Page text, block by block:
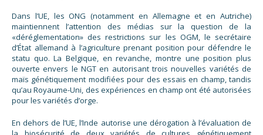
Dans l’UE, les ONG (notamment en Allemagne et en Autriche)
maintiennent l’attention des médias sur la question de la
«déréglementation» des restrictions sur les OGM, le secrétaire
d’État allemand à l’agriculture prenant position pour défendre le
statu quo. La Belgique, en revanche, montre une position plus
ouverte envers le NGT en autorisant trois nouvelles variétés de
maïs génétiquement modifiées pour des essais en champ, tandis
qu’au Royaume-Uni, des expériences en champ ont été autorisées
pour les variétés d’orge.
En dehors de l’UE, l’Inde autorise une dérogation à l’évaluation de